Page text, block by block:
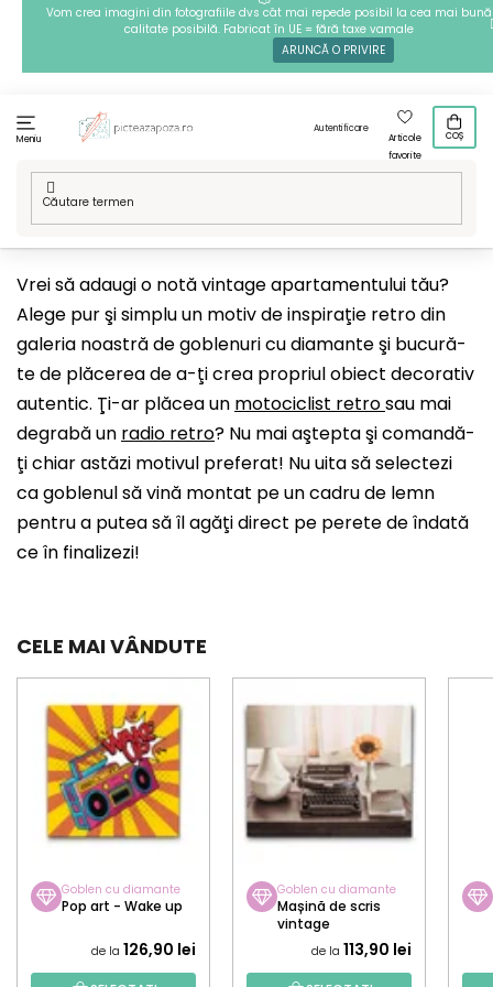
conținut
Vom crea imagini din fotografiile dvs cât mai repede posibil la cea mai bună
calitate posibilă. Fabricat în UE = fără taxe vamale
ARUNCĂ O PRIVIRE
Meniu
Autentificare
Articole
favorite
COȘ
Acasă
Tehnici / Goblenuri cu diamante
Hobby / Retro
Vrei să adaugi o notă vintage apartamentului tău?
Alege pur şi simplu un motiv de inspiraţie retro din
galeria noastră de goblenuri cu diamante şi bucură-
te de plăcerea de a-ţi crea propriul obiect decorativ
autentic. Ţi-ar plăcea un motociclist retrosau mai
degrabă un radio retro? Nu mai aştepta şi comandă-
ţi chiar astăzi motivul preferat! Nu uita să selectezi
ca goblenul să vină montat pe un cadru de lemn
pentru a putea să îl agăţi direct pe perete de îndată
ce în finalizezi!
CELE MAI VÂNDUTE
Goblen cu diamante
Pop art - Wake up
de la 126,90 lei
Goblen cu diamante
Mașină de scris
vintage
de la 113,90 lei